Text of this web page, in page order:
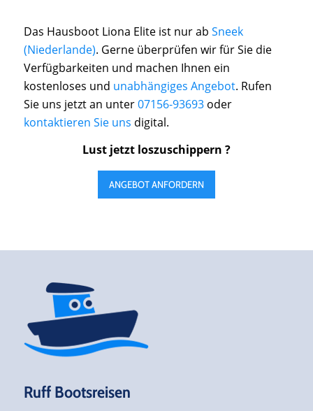
Das Hausboot Liona Elite ist nur ab Sneek
(Niederlande). Gerne überprüfen wir für Sie die
Verfügbarkeiten und machen Ihnen ein
kostenloses und unabhängiges Angebot. Rufen
Sie uns jetzt an unter07156-93693oder
kontaktieren Sie uns digital.
Lust jetzt loszuschippern ?
ANGEBOT ANFORDERN
Ruff Bootsreisen